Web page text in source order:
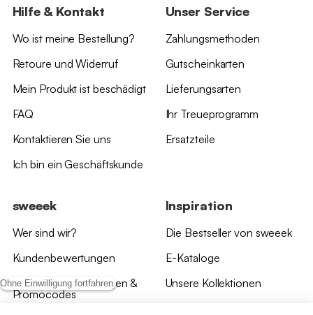
Ohne Einwilligung fortfahren
Hilfe & Kontakt
Wo ist meine Bestellung?
Retoure und Widerruf
Mein Produkt ist beschädigt
FAQ
Kontaktieren Sie uns
Ich bin ein Geschäftskunde
Unser Service
Zahlungsmethoden
Gutscheinkarten
Lieferungsarten
Ihr Treueprogramm
Ersatzteile
sweeek
Wer sind wir?
Kundenbewertungen
*Angebotsbedingungen &
Promocodes
Inspiration
Die Bestseller von sweeek
E-Kataloge
Unsere Kollektionen